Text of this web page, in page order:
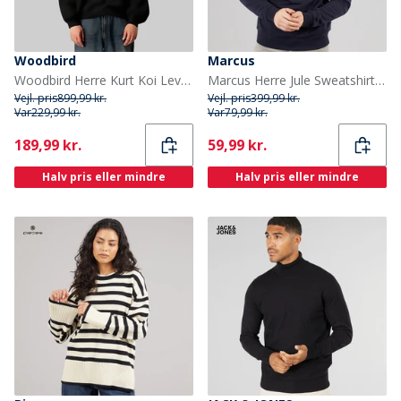
Woodbird
Woodbird Herre Kurt Koi Levering Sweater Sort
Vejl. pris899,99 kr.
Var229,99 kr.
Current
189,99 kr.
Halv pris eller mindre
Marcus
Marcus Herre Jule Sweatshirt Dark Navy
Vejl. pris399,99 kr.
Var79,99 kr.
Current
59,99 kr.
Halv pris eller mindre